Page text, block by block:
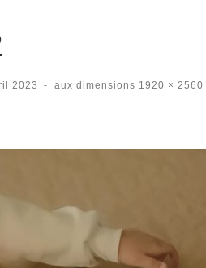
2023 - aux dimensions 1920 × 2560
images